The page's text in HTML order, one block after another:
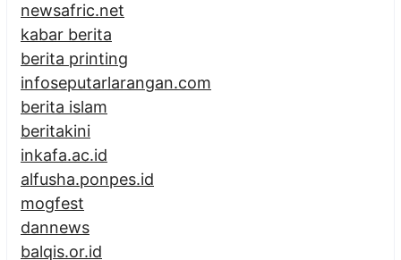
newsafric.net
kabar berita
berita printing
infoseputarlarangan.com
berita islam
beritakini
inkafa.ac.id
alfusha.ponpes.id
mogfest
dannews
balqis.or.id